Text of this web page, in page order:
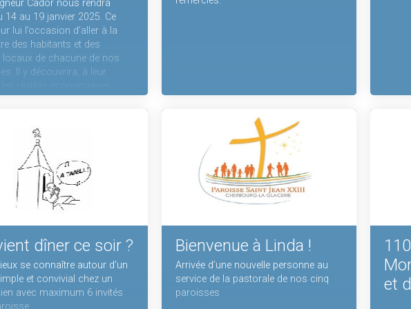
Cador nous rendra
14 au 19 janvier 2025. Ce
lui l’occasion d’aller à la
des habitants et des
locaux de chacune de nos
Il y découvrira, à leur
d’annoncer l’Évangile.
Mgr Cador
aussi les chrétiens et les
chrétiennes pour les
dans leur foi et leur
au quotidien. La visite
sera faite de temps de
de temps d’échange et
de temps fraternels et
liturgiques.dîner ce soir ?
se connaître autour d'un
et convivial chez un
avec maximum 6 invités
Bienvenue à Linda !
Arrivée d’une nouvelle personne au
service de la pastorale de nos cinq
paroisses
et